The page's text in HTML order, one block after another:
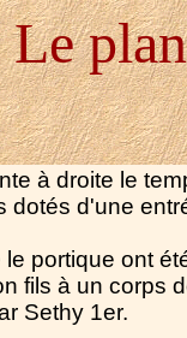
Le
à droite le
dotés d'une
portique ont
fils à un corps
Sethy 1er.